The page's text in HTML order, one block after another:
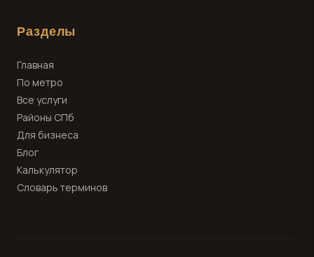
Разделы
Главная
По метро
Все услуги
Районы СПб
Для бизнеса
Блог
Калькулятор
Словарь терминов